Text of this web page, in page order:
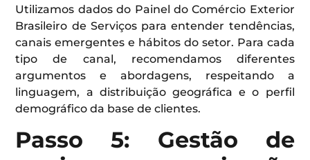
Utilizamos dados do Painel do Comércio Exterior
Brasileiro de Serviços para entender tendências,
canais emergentes e hábitos do setor. Para cada
tipo de canal, recomendamos diferentes
argumentos e abordagens, respeitando a
linguagem, a distribuição geográfica e o perfil
demográfico da base de clientes.
Passo 5: Gestão de